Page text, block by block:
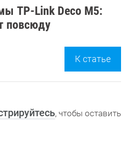
TP-Link Deco M5:
повсюду
К статье
, чтобы оставить